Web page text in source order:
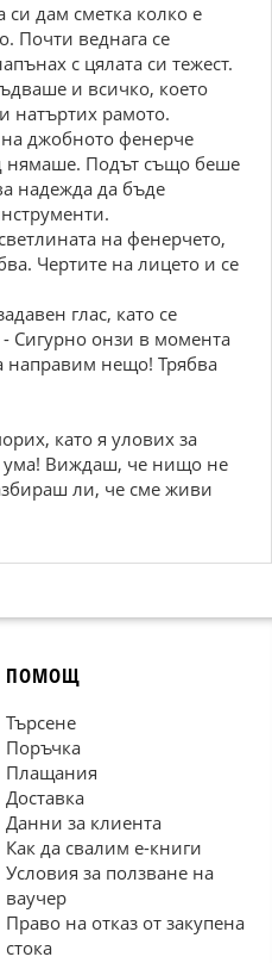
дам сметка колко е
Почти веднага се
с цялата си тежест.
и всичко, което
натъртих рамото.
на джобното фенерче
нямаше. Подът също беше
надежда да бъде
на фенерчето,
Чертите на лицето и се
глас, като се
Сигурно онзи в момента
направим нещо! Трябва
като я улових за
ума! Виждаш, че нищо не
ли, че сме живи
ПОМОЩ
Търсене
Поръчка
Плащания
Доставка
Данни за клиента
Как да свалим е-книги
Условия за ползване на
ваучер
Право на отказ от закупена
стока